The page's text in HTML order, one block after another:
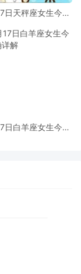
日天秤座女生今日
日白羊座女生今日